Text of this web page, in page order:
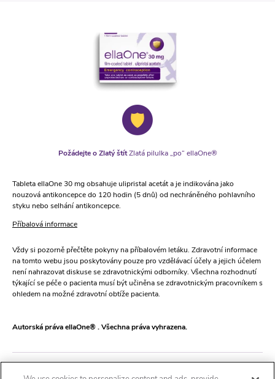
Požádejte o Zlatý štítZlatá pilulka „po“ ellaOne®
Tableta ellaOne 30 mg obsahuje ulipristal acetát a je indikována jako
nouzová antikoncepce do 120 hodin (5 dnů) od nechráněného pohlavního
styku nebo selhání antikoncepce.
Příbalová informace
Vždy si pozorně přečtěte pokyny na příbalovém letáku. Zdravotní informace
na tomto webu jsou poskytovány pouze pro vzdělávací účely a jejich účelem
není nahrazovat diskuse se zdravotnickými odborníky. Všechna rozhodnutí
týkající se péče o pacienta musí být učiněna se zdravotnickým pracovníkem s
ohledem na možné zdravotní obtíže pacienta.
Autorská práva ellaOne® . Všechna práva vyhrazena.